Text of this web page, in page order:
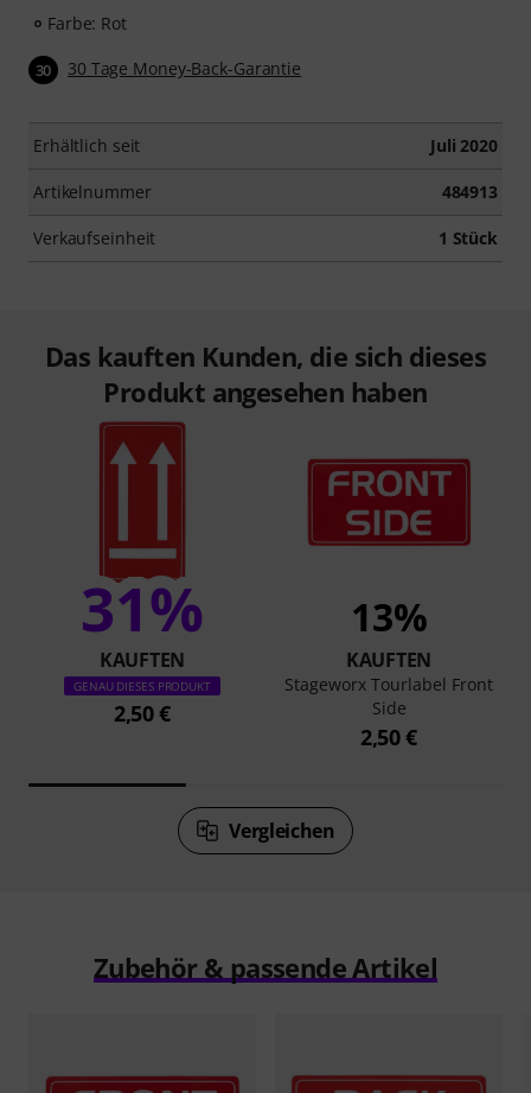
Farbe: Rot
30 30 Tage Money-Back-Garantie
Erhältlich seit Juli 2020
Artikelnummer 484913
Verkaufseinheit 1 Stück
Das kauften Kunden, die sich dieses
Produkt angesehen haben
31%
KAUFTEN
GENAU DIESES PRODUKT
2,50 €
13%
KAUFTEN
Stageworx Tourlabel Front
Side
2,50 €
Vergleichen
Zubehör & passende Artikel